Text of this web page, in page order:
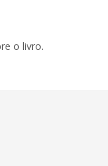
o livro.